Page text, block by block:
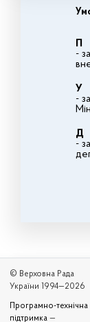
П
-
У
-
Д
-
© Верховна Рада
України 1994—2026
Програмно-технічна
підтримка —